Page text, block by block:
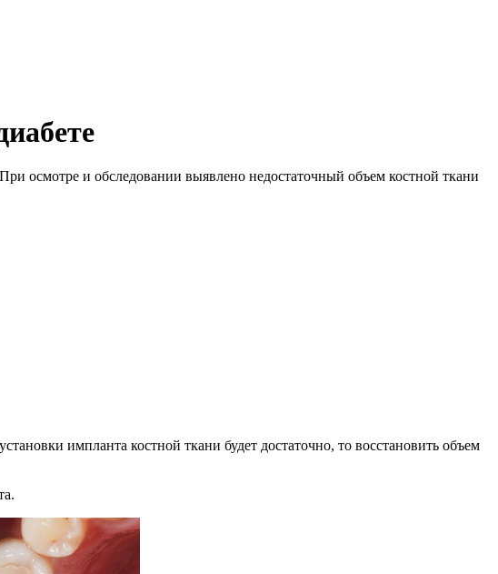
осмотре и обследовании выявлено недостаточный объем костной ткани
импланта костной ткани будет достаточно, то восстановить объем